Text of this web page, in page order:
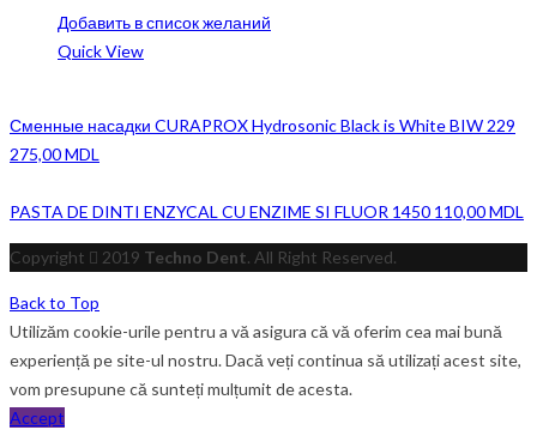
Добавить в список желаний
Quick View
Сменные насадки CURAPROX Hydrosonic Black is White BIW 229
275,00MDL
PASTA DE DINTI ENZYCAL CU ENZIME SI FLUOR 1450 110,00MDL
Copyright 2019 Techno Dent. All Right Reserved.
Back to Top
Utilizăm cookie-urile pentru a vă asigura că vă oferim cea mai bună
experiență pe site-ul nostru. Dacă veți continua să utilizați acest site,
vom presupune că sunteți mulțumit de acesta.
Accept